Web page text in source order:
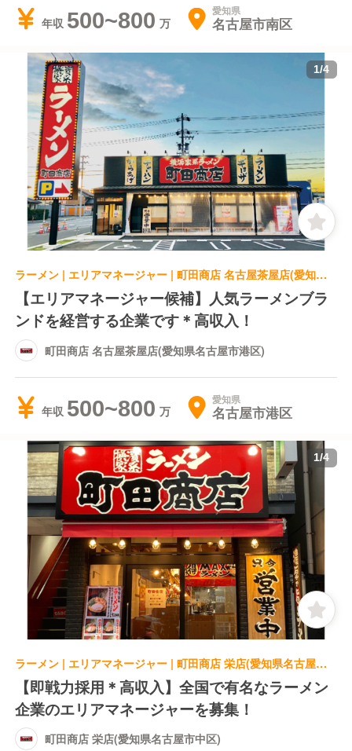
年収 500~800 愛知県
名古屋市南区
1/4
ラーメン | エリアマネージャー | 町田商店 名古屋茶屋店(愛知県名古屋市港区)
【エリアマネージャー候補】人気ラーメンブラ
ンドを経営する企業です＊高収入！
町田商店 名古屋茶屋店(愛知県名古屋市港区)
年収 500~800 愛知県
名古屋市港区
1/4
ラーメン | エリアマネージャー | 町田商店 栄店(愛知県名古屋市中区)
【即戦力採用＊高収入】全国で有名なラーメン
企業のエリアマネージャーを募集！
町田商店 栄店(愛知県名古屋市中区)